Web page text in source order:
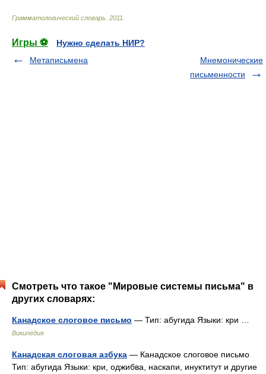
Грамматологический словарь 2011
Игры ⚽
Нужно сделать НИР?
Метаписьмена
Мнемонические
письменности
Смотреть что такое "Мировые системы письма" в
других словарях:
Канадское слоговое письмо — Тип: абугида Языки: кри …
Википедия
Канадская слоговая азбука — Канадское слоговое письмо
Тип: абугида Языки: кри, оджибва, наскапи, инуктитут и другие